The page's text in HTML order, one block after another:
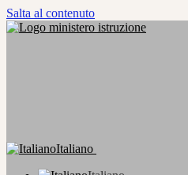
Salta al contenuto
Italiano